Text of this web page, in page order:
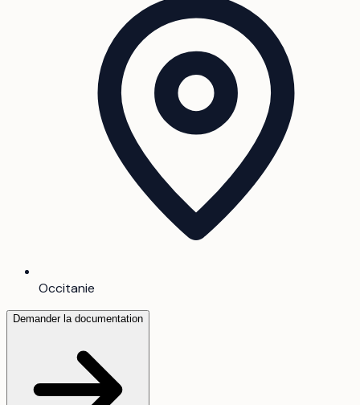
Occitanie
Demander la documentation